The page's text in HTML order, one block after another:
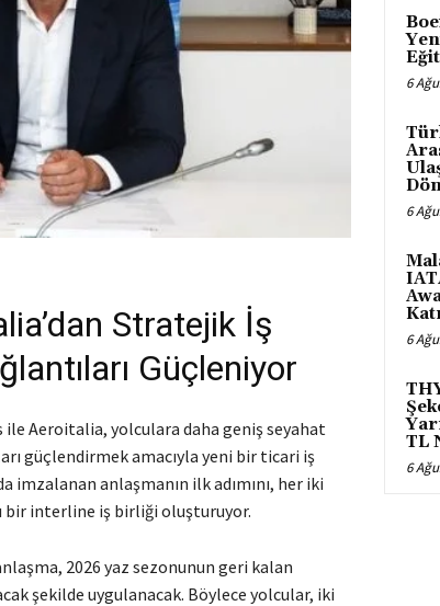
Stratejik İş
Güçleniyor
ile Aeroitalia, yolculara daha geniş seyahat
güçlendirmek amacıyla yeni bir ticari iş
imzalanan anlaşmanın ilk adımını, her iki
bir interline iş birliği oluşturuyor.
2026 yaz sezonunun geri kalan
şekilde uygulanacak. Böylece yolcular, iki
6
6
6
TL
6